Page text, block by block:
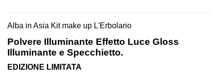
Alba in Asia Kit make up L'Erbolario
Polvere Illuminante Effetto Luce Gloss
Illuminante e Specchietto.
EDIZIONE LIMITATA